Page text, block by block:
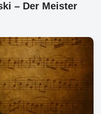
– Der Meister